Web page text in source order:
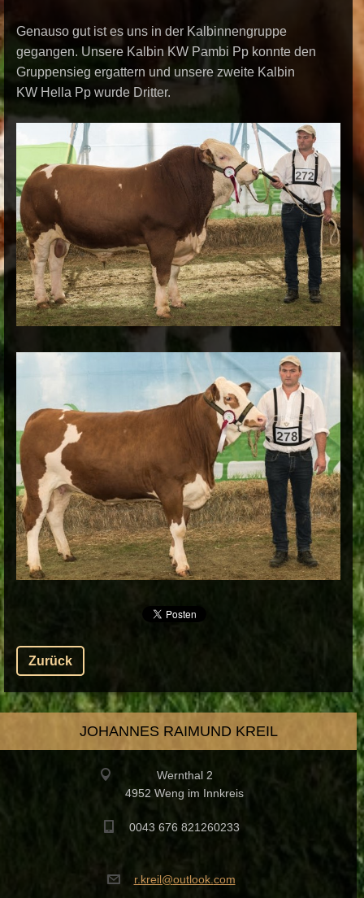
Genauso gut ist es uns in der Kalbinnengruppe
gegangen. Unsere Kalbin KW Pambi Pp konnte den
Gruppensieg ergattern und unsere zweite Kalbin
KW Hella Pp wurde Dritter.
Zurück
JOHANNES RAIMUND KREIL
Wernthal 2
4952 Weng im Innkreis
0043 676 821260233
r.kreil@outlook. com